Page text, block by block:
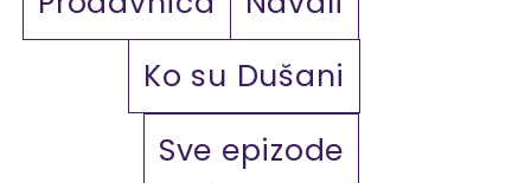
Ko su Dušani
Sve epizode